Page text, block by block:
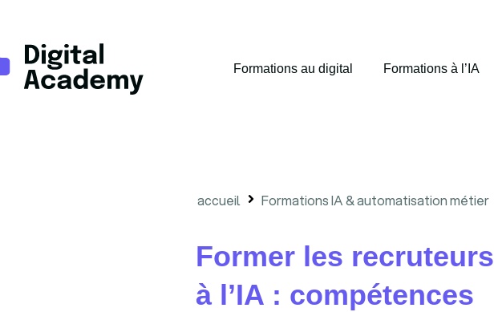
Formations au digital Formations à l’IA
accueil Formations IA & automatisation métier
Former les recruteurs
à l’IA : compétences